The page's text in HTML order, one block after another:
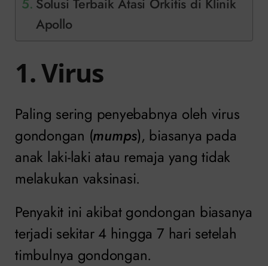
Solusi Terbaik Atasi Orkitis di Klinik
Apollo
1. Virus
Paling sering penyebabnya oleh virus
gondongan (mumps), biasanya pada
anak laki-laki atau remaja yang tidak
melakukan vaksinasi.
Penyakit ini akibat gondongan biasanya
terjadi sekitar 4 hingga 7 hari setelah
timbulnya gondongan.